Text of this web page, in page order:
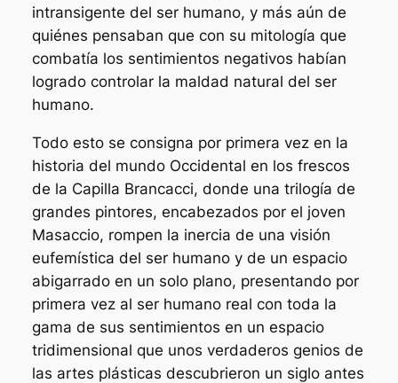
intransigente del ser humano, y más aún de
quiénes pensaban que con su mitología que
combatía los sentimientos negativos habían
logrado controlar la maldad natural del ser
humano.
Todo esto se consigna por primera vez en la
historia del mundo Occidental en los frescos
de la Capilla Brancacci, donde una trilogía de
grandes pintores, encabezados por el joven
Masaccio, rompen la inercia de una visión
eufemística del ser humano y de un espacio
abigarrado en un solo plano, presentando por
primera vez al ser humano real con toda la
gama de sus sentimientos en un espacio
tridimensional que unos verdaderos genios de
las artes plásticas descubrieron un siglo antes